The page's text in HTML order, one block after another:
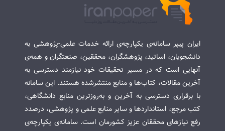
ایران پیپر سامانه‌ی یکپارچه‌ی ارائه خدمات علمی-پژوهشی به
دانشجویان، اساتید، پژوهشگران، محققین، صنعتگران و همه‌ی
آنهایی است که در مسیر تحقیقات خود نیازمند دسترسی به
آخرین مقالات، کتاب‌ها و منابع منتشرشده هستند. این سامانه
با برقراری دسترسی به آخرین و به‌روزترین منابع دانشگاهی،
کتب مرجع، استانداردها و سایر منابع علمی و پژوهشی، درصدد
رفع نیازهای محققان عزیز کشورمان است. سامانه‌ی یکپارچه‌ی